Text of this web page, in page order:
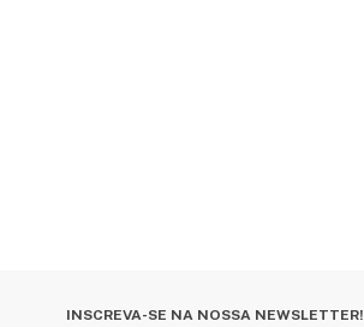
INSCREVA-SE NA NOSSA NEWSLETTER!